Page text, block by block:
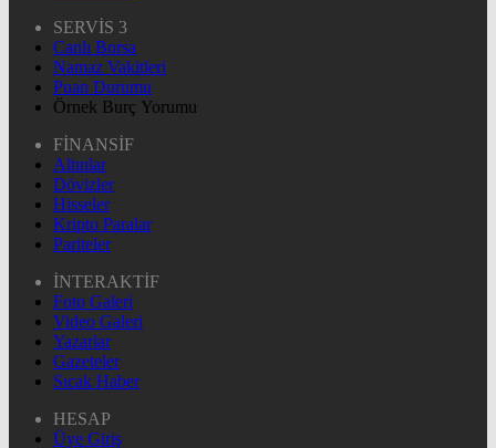
SERVİS 3
Canlı Borsa
Namaz Vakitleri
Puan Durumu
Örnek Burç Yorumu
FİNANSİF
Altınlar
Dövizler
Hisseler
Kripto Paralar
Pariteler
İNTERAKTİF
Foto Galeri
Video Galeri
Yazarlar
Gazeteler
Sıcak Haber
HESAP
Üye Giriş